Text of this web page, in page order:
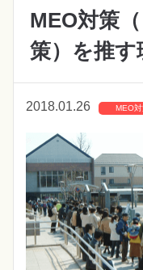
MEO対策
策）を推す
2018.01.26 MEO